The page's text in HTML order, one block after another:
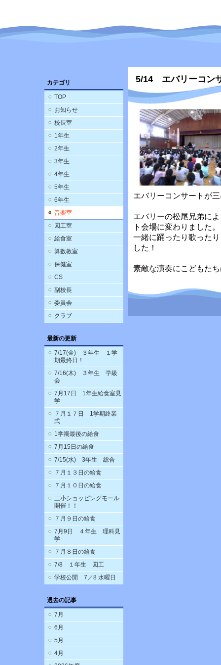
カテゴリ
TOP
お知らせ
校長室
1年生
2年生
3年生
4年生
5年生
6年生
音楽室
図工室
給食室
算数教室
保健室
CS
副校長
委員会
クラブ
最新の更新
7/17(金) ３年生 １学
期最終日！
7/16(木) ３年生 学級
会
7月17日 1年生給食室見
学
７月１７日 1学期終業
式
1学期最後の給食
7月15日の給食
7/15(水) 3年生 総合
７月１３日の給食
７月１０日の給食
三小ショッピングモール
開催！！
７月９日の給食
7月9日 ４年生 理科見
学
７月８日の給食
7/8 １年生 図工
学校公開 7／8 水曜日
過去の記事
7月
6月
5月
4月
5/14 エバリーコン
エバリーコンサートが
エバリーの松尾兄弟に
ト会場に変わりました。
一緒に踊ったり歌った
した！
素敵な演奏にこどもた